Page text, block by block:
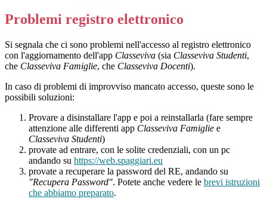
Problemi registro elettronico
Si segnala che ci sono problemi nell'accesso al registro elettronico
con l'aggiornamento dell'app Classeviva (sia Classeviva Studenti,
che Classeviva Famiglie, che Classeviva Docenti).
In caso di problemi di improvviso mancato accesso, queste sono le
possibili soluzioni:
Provare a disinstallare l'app e poi a reinstallarla (fare sempre
attenzione alle differenti app Classeviva Famiglie e
Classeviva Studenti)
provate ad entrare, con le solite credenziali, con un pc
andando su https://web.spaggiari.eu
provate a recuperare la password del RE, andando su
"Recupera Password". Potete anche vedere le brevi istruzioni
che abbiamo preparato.